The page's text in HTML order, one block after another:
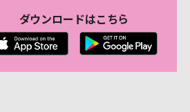
ダウンロードはこちら